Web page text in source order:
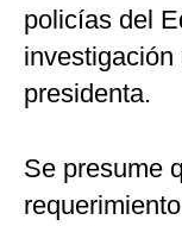
policías del
presidenta.
Se presume